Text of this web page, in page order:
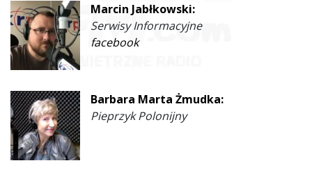
Marcin Jabłkowski:
Serwisy Informacyjne
facebook
Barbara Marta Żmudka:
Pieprzyk Polonijny